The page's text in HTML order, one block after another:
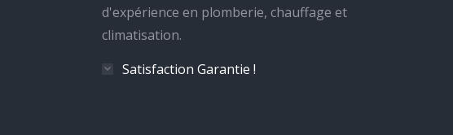
d'expérience en plomberie, chauffage et
climatisation.
Satisfaction Garantie !